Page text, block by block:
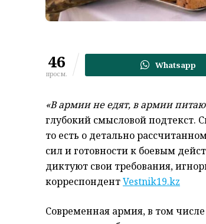
46
просм.
Whatsapp
«В армии не едят, в армии
глубокий смысловой подтекст.
то есть о детально
сил и готовности к боевым
диктуют свои требования,
корреспондентVestnik19.kz
Современная армия, в том